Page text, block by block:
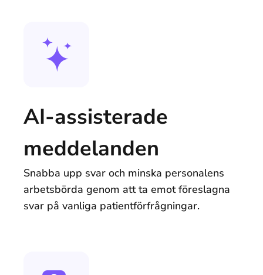
AI-assisterade
meddelanden
Snabba upp svar och minska personalens
arbetsbörda genom att ta emot föreslagna
svar på vanliga patientförfrågningar.